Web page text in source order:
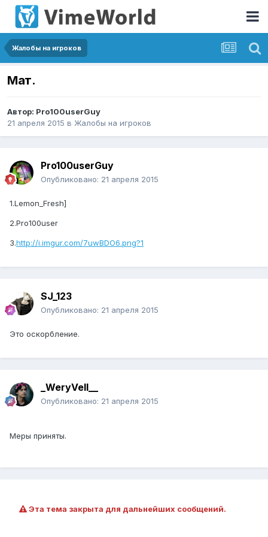
Жалобы на игроков
Мат.
Автор: Pro100userGuy
21 апреля 2015 в Жалобы на игроков
Pro100userGuy
Опубликовано: 21 апреля 2015
1.Lemon_Fresh]
2.Pro100user
3.http://i.imgur.com/7uwBDO6.png?1
SJ_123
Опубликовано: 21 апреля 2015
Это оскорбление.
_WeryVell__
Опубликовано: 21 апреля 2015
Меры приняты.
Эта тема закрыта для дальнейших сообщений.